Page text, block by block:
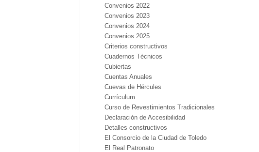
Convenios 2022
Convenios 2023
Convenios 2024
Convenios 2025
Criterios constructivos
Cuadernos Técnicos
Cubiertas
Cuentas Anuales
Cuevas de Hércules
Currículum
Curso de Revestimientos Tradicionales
Declaración de Accesibilidad
Detalles constructivos
El Consorcio de la Ciudad de Toledo
El Real Patronato